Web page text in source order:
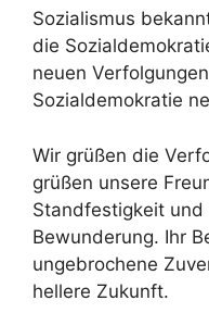
Sozialismus
die
neuen
Sozialdemokratie
Wir grüßen die
grüßen unsere
Standfestigkeit und
Bewunderung. Ihr
ungebrochene
hellere Zukunft.